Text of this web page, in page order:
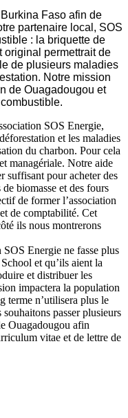
Faso afin de
partenaire local, SOS
: la briquette de
original permettrait de
de plusieurs maladies
Notre mission
de Ouagadougou et
SOS Energie,
et les maladies
du charbon. Pour cela
managériale. Notre aide
suffisant pour acheter des
biomasse et des fours
de former l’association
de comptabilité. Cet
ils nous montrerons
SOS Energie ne fasse plus
et qu’ils aient la
et distribuer les
impactera la population
terme n’utilisera plus le
passer plusieurs
Ouagadougou afin
vitae et de lettre de